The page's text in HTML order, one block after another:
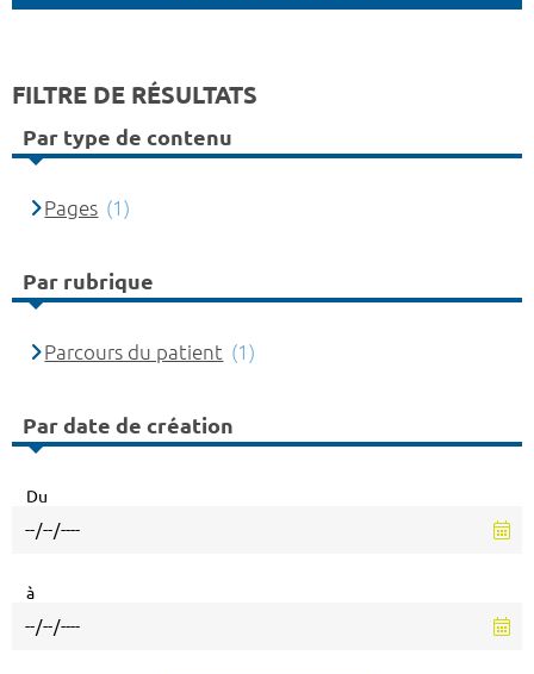
FILTRE DE RÉSULTATS
Par type de contenu
Pages (1)
Par rubrique
Parcours du patient (1)
Par date de création
Du
à